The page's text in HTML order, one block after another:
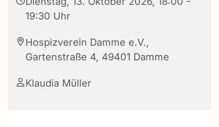
19:30 Uhr
Hospizverein Damme e.V.,
Gartenstraße 4, 49401 Damme
Klaudia Müller